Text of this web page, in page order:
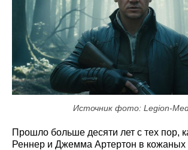
Источник фото: Legion-
Прошло больше десяти лет с тех пор,
Реннер и Джемма Артертон в